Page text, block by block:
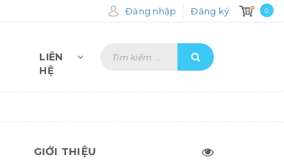
0
Đăng nhập Đăng ký
LIÊN
HỆ
GIỚI THIỆU